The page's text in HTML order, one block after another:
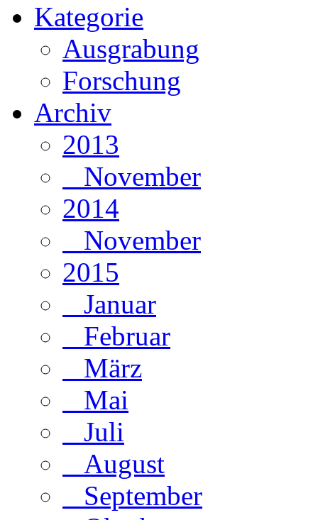
Kategorie
Ausgrabung
Forschung
Archiv
2013
November
2014
November
2015
Januar
Februar
März
Mai
Juli
August
September